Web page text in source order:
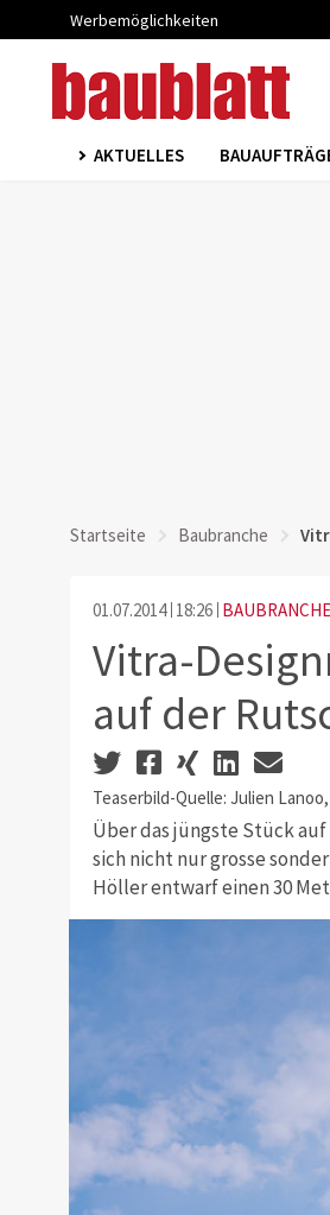
Werbemöglichkeiten
AKTUELLES
Startseite Baubranche
01.07.2014 18:26 BAUBRANCHE
Vitra-
auf der
Teaserbild-Quelle: Julien
Über das jüngste Stück
sich nicht nur grosse
Höller entwarf einen 30